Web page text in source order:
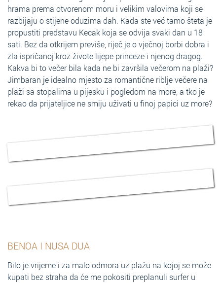
hrama prema otvorenom moru i velikim valovima koji se
razbijaju o stijene oduzima dah. Kada ste već tamo šteta je
propustiti predstavu Kecak koja se odvija svaki dan u 18
sati. Bez da otkrijem previše, riječ je o vječnoj borbi dobra i
zla ispričanoj kroz živote lijepe princeze i njenog dragog.
Kakva bi to večer bila kada ne bi završila večerom na plaži?
Jimbaran je idealno mjesto za romantične riblje večere na
plaži sa stopalima u pijesku i pogledom na more, a tko je
rekao da prijateljice ne smiju uživati u finoj papici uz more?
BENOA I NUSA DUA
Bilo je vrijeme i za malo odmora uz plažu na kojoj se može
kupati bez straha da će me pokositi preplanuli surfer u